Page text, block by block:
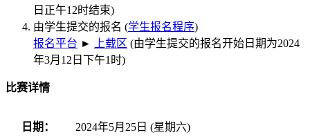
日正午12时结束)
由学生提交的报名 (学生报名程序)
报名平台 ► 上载区 (由学生提交的报名开始日期为2024
年3月12日下午1时)
比赛详情
日期： 2024年5月25日 (星期六)